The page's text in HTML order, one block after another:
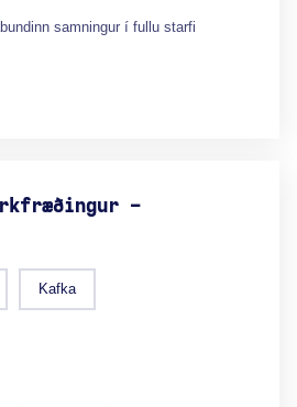
samningur í fullu starfi
-
Kafka